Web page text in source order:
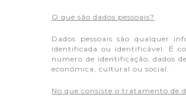
O que são dados pessoais?
Dados pessoais são qualquer
identificada ou identificável. É
número de identificação, dados
económica, cultural ou social.
No que consiste o tratamento de